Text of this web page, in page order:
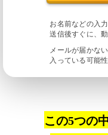
お名前などの入
送信後すぐに、
メールが届かな
入っている可能
この5つの